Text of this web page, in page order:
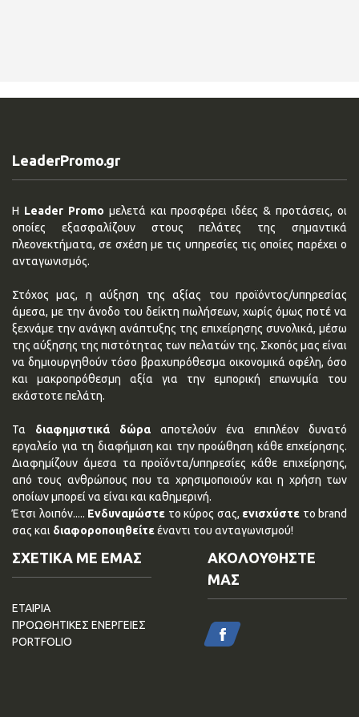
LeaderPromo.gr
Η Leader Promo μελετά και προσφέρει ιδέες & προτάσεις, οι
οποίες εξασφαλίζουν στους πελάτες της σημαντικά
πλεονεκτήματα, σε σχέση με τις υπηρεσίες τις οποίες παρέχει ο
ανταγωνισμός.
Στόχος μας, η αύξηση της αξίας του προϊόντος/υπηρεσίας
άμεσα, με την άνοδο του δείκτη πωλήσεων, χωρίς όμως ποτέ να
ξεχνάμε την ανάγκη ανάπτυξης της επιχείρησης συνολικά, μέσω
της αύξησης της πιστότητας των πελατών της. Σκοπός μας είναι
να δημιουργηθούν τόσο βραχυπρόθεσμα οικονομικά οφέλη, όσο
και μακροπρόθεσμη αξία για την εμπορική επωνυμία του
εκάστοτε πελάτη.
Τα διαφημιστικά δώρα αποτελούν ένα επιπλέον δυνατό
εργαλείο για τη διαφήμιση και την προώθηση κάθε επχείρησης.
Διαφημίζουν άμεσα τα προϊόντα/υπηρεσίες κάθε επιχείρησης,
από τους ανθρώπους που τα χρησιμοποιούν και η χρήση των
οποίων μπορεί να είναι και καθημερινή.
Έτσι λοιπόν..... Ενδυναμώστε το κύρος σας, ενισχύστε το brand
σας και διαφοροποιηθείτεέναντι του ανταγωνισμού!
ΣΧΕΤΙΚΑ ΜΕ ΕΜΑΣ
ΕΤΑΙΡΙΑ
ΠΡΟΩΘΗΤΙΚΕΣ ΕΝΕΡΓΕΙΕΣ
PORTFOLIO
ΑΚΟΛΟΥΘΗΣΤΕ
ΜΑΣ